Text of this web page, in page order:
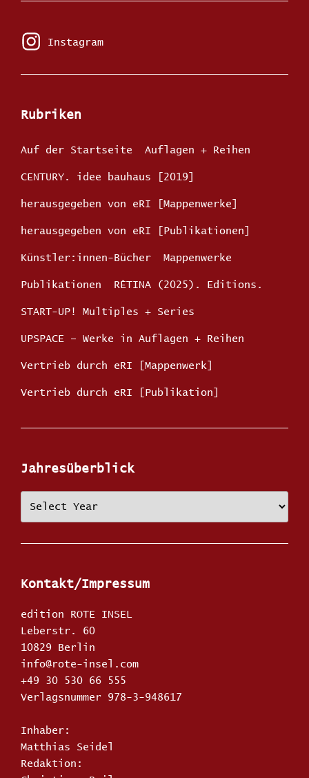
INSEL
Instagram
Instagram
Rubriken
Auf der Startseite Auflagen + Reihen
CENTURY. idee bauhaus [2019]
herausgegeben von eRI [Mappenwerke]
herausgegeben von eRI [Publikationen]
Künstler:innen-Bücher Mappenwerke
Publikationen RÈTINA (2025). Editions.
START-UP! Multiples + Series
UPSPACE – Werke in Auflagen + Reihen
Vertrieb durch eRI [Mappenwerk]
Vertrieb durch eRI [Publikation]
Jahresüberblick
Kontakt/Impressum
edition ROTE INSEL
Leberstr. 60
10829 Berlin
info@rote-insel.com
+49 30 530 66 555
Verlagsnummer 978-3-948617
Inhaber:
Matthias Seidel
Redaktion: